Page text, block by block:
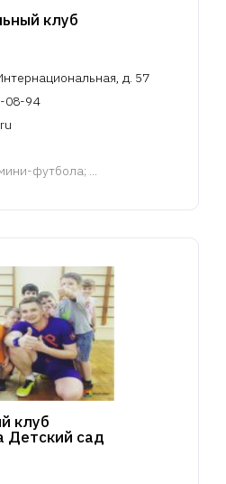
клуб
д. 57
08-94
футбола; ...
клуб
Детский сад